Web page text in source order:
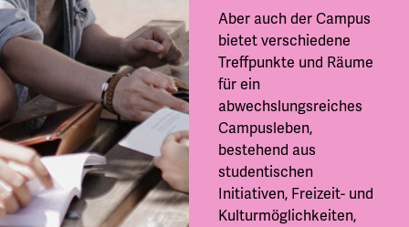
Aber auch der Campus
bietet verschiedene
Treffpunkte und Räume
für ein
abwechslungsreiches
Campusleben,
bestehend aus
studentischen
Initiativen, Freizeit- und
Kulturmöglichkeiten,